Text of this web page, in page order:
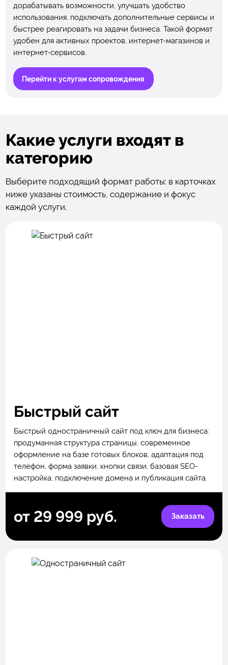
дорабатывать возможности, улучшать удобство
использования, подключать дополнительные сервисы и
быстрее реагировать на задачи бизнеса. Такой формат
удобен для активных проектов, интернет-магазинов и
интернет-сервисов.
Перейти к услугам сопровождения
Какие услуги входят в
категорию
Выберите подходящий формат работы: в карточках
ниже указаны стоимость, содержание и фокус
каждой услуги.
Быстрый сайт
Быстрый одностраничный сайт под ключ для бизнеса:
продуманная структура страницы, современное
оформление на базе готовых блоков, адаптация под
телефон, форма заявки, кнопки связи, базовая SEO-
настройка, подключение домена и публикация сайта.
от 29 999 руб. Заказать